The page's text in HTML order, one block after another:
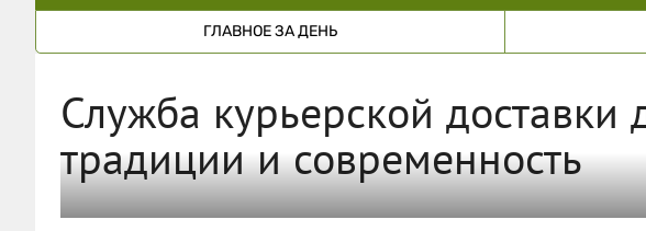
ГЛАВНОЕ ЗА ДЕНЬ
Служба курьерской доставки
традиции и современность